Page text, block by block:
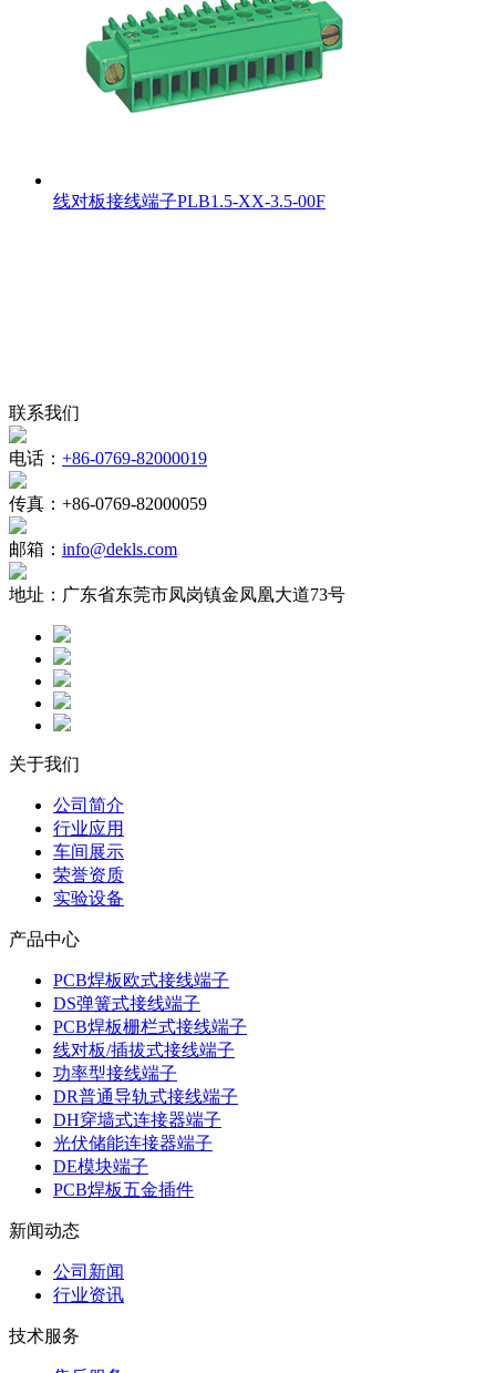
线对板接线端子PLB1.5-XX-3.5-00F
联系我们
电话： +86-0769-82000019
传真： +86-0769-82000059
邮箱： info@dekls.com
地址： 广东省东莞市凤岗镇金凤凰大道73号
关于我们
公司简介
行业应用
车间展示
荣誉资质
实验设备
产品中心
PCB焊板欧式接线端子
DS弹簧式接线端子
PCB焊板栅栏式接线端子
线对板/插拔式接线端子
功率型接线端子
DR普通导轨式接线端子
DH穿墙式连接器端子
光伏储能连接器端子
DE模块端子
PCB焊板五金插件
新闻动态
公司新闻
行业资讯
技术服务